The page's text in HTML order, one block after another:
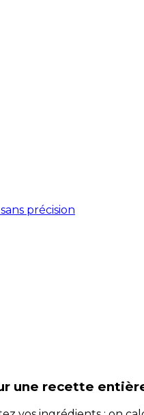
précision
une recette